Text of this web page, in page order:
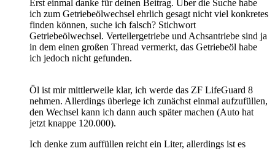
Erst einmal danke für deinen Beitrag. Über die Suche habe
ich zum Getriebeölwechsel ehrlich gesagt nicht viel konkretes
finden können, suche ich falsch? Stichwort
Getriebeölwechsel. Verteilergetriebe und Achsantriebe sind ja
in dem einen großen Thread vermerkt, das Getriebeöl habe
ich jedoch nicht gefunden.
Öl ist mir mittlerweile klar, ich werde das ZF LifeGuard 8
nehmen. Allerdings überlege ich zunächst einmal aufzufüllen,
den Wechsel kann ich dann auch später machen (Auto hat
jetzt knappe 120.000).
Ich denke zum auffüllen reicht ein Liter, allerdings ist es